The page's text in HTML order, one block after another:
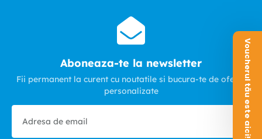
Aboneaza-te la newsletter
Fii permanent la curent cu noutatile si bucura-te de oferte
personalizate
Voucherul tău este aici!